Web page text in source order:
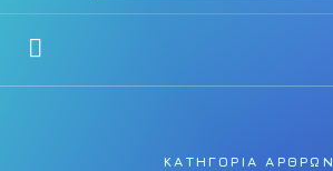
Άνοιγμα μενού
ΚΑΤΗΓΟΡΊΑ ΆΡΘΡΩΝ